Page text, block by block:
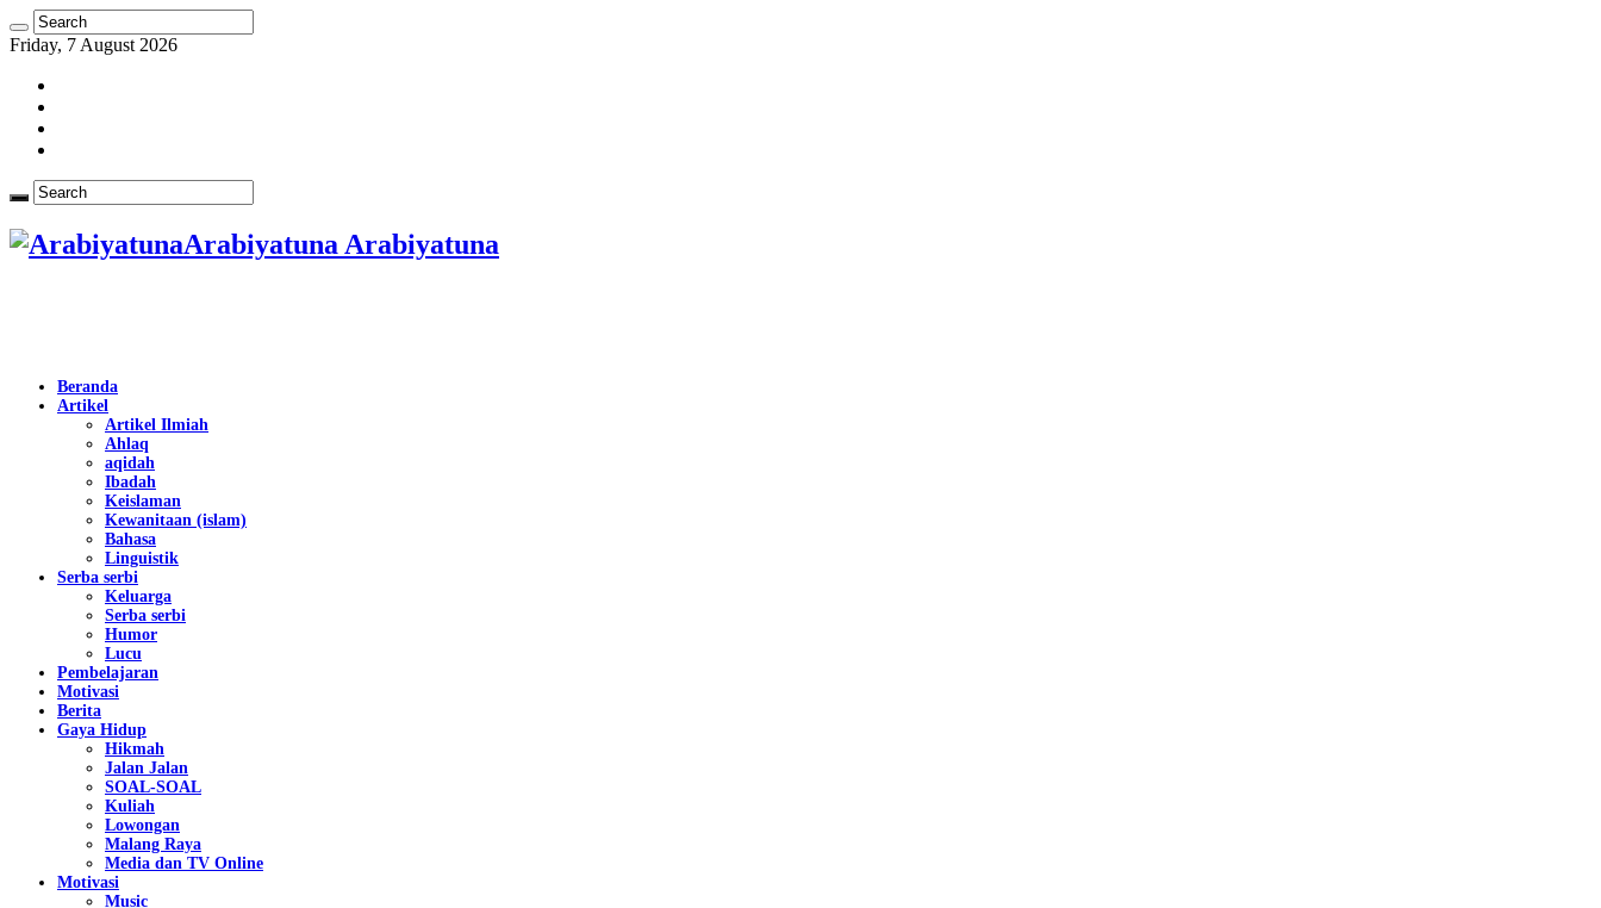
Friday, 7 August 2026
Arabiyatuna Arabiyatuna
Beranda
Artikel
Artikel Ilmiah
Ahlaq
aqidah
Ibadah
Keislaman
Kewanitaan (islam)
Bahasa
Linguistik
Serba serbi
Keluarga
Serba serbi
Humor
Lucu
Pembelajaran
Motivasi
Berita
Gaya Hidup
Hikmah
Jalan Jalan
SOAL-SOAL
Kuliah
Lowongan
Malang Raya
Media dan TV Online
Motivasi
Music